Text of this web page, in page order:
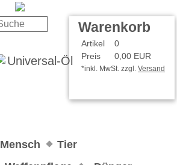
Warenkorb
Artikel
0
Preis
0,00 EUR
*inkl. MwSt. zzgl. Versand
Mensch
Tier